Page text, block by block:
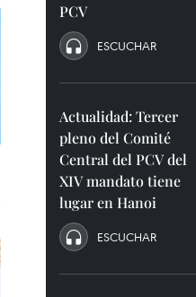
PCV
ESCUCHAR
Actualidad: Tercer
pleno del Comité
Central del PCV del
XIV mandato tiene
lugar en Hanoi
ESCUCHAR